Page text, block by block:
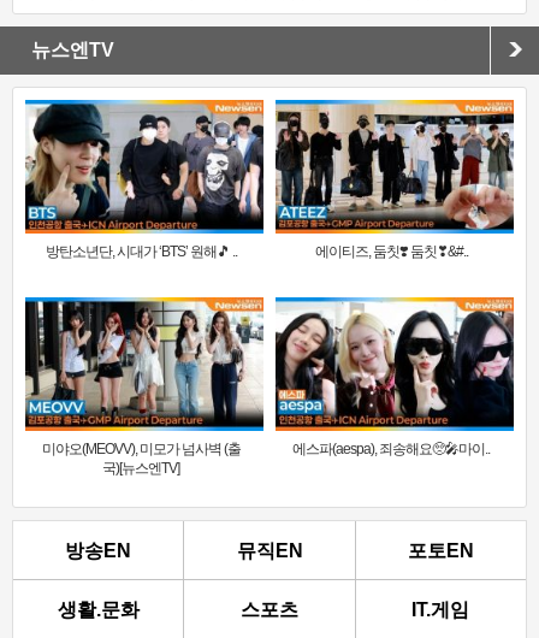
뉴스엔TV
방탄소년단, 시대가 ‘BTS’ 원해🎵 .. 에이티즈, 둠칫❣️ 둠칫❣&#..
미야오(MEOVV), 미모가 넘사벽 (출
국)[뉴스엔TV]
에스파(aespa), 죄송해요🥺🎤마이..
방송EN 뮤직EN 포토EN
생활.문화 스포츠 IT.게임